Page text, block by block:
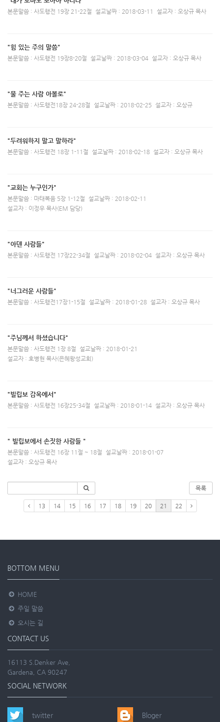
본문말씀 : 사도행전 19장 21-22절 설교날짜 : 2018-03-11 설교자 : 오상규 목사
"힘 있는 주의 말씀"
본문말씀 : 사도행전 19장8-20절 설교날짜 : 2018-03-04 설교자 : 오상규 목사
"물 주는 사람 아볼로"
본문말씀 : 사도행전18장 24-28절 설교날짜 : 2018-02-25 설교자 : 오상규
"두려워하지 말고 말하라"
본문말씀 : 사도행전 18장 1-11절 설교날짜 : 2018-02-18 설교자 : 오상규 목사
"교회는 누구인가"
본문말씀 : 마태복음 5장 1-12절
설교날짜 : 2018-02-11
설교자 : 이정우 목사(EM 담당)
"아덴 사람들"
본문말씀 : 사도행전 17장22-34절 설교날짜 : 2018-02-04 설교자 : 오상규 목사
"너그러운 사람들"
본문말씀 : 사도행전17장1-15절 설교날짜 : 2018-01-28 설교자 : 오상규 목사
"주님께서 하셨습니다"
본문말씀 : 사도행전 1장 8절
설교날짜 : 2018-01-21
설교자 : 호병현 목사(은혜왕성교회)
"빌립보 감옥에서"
본문말씀 : 사도행전 16장25-34절 설교날짜 : 2018-01-14 설교자 : 오상규 목사
" 빌립보에서 손짓한 사람들 "
본문말씀 : 사도행전 16장 11절 ~ 18절
설교날짜 : 2018-01-07
설교자 : 오상규 목사
목록
13 14 15 16 17 18 19 20 21 22
BOTTOM MENU
HOME
주일 말씀
오시는 길
CONTACT US
16113 S.Denker Ave,
Gardena, CA 90247
SOCIAL NETWORK
twitter Bloger